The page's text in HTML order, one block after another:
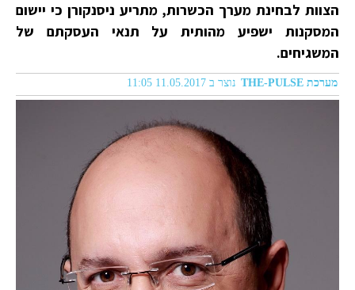
הצוות לבחינת מערך הכשרות, מתריע ניסנקורן כי יישום
המסקנות ישפיע מהותית על תנאי העסקתם של
המשגיחים.
מערכת THE-PULSE נוצר ב 11.05.2017 11:05